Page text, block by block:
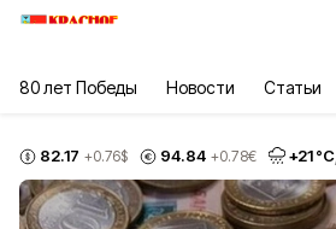
80 лет Победы Новости Статьи
82.17 +0.76$ 94.84 +0.78€ +21°С,